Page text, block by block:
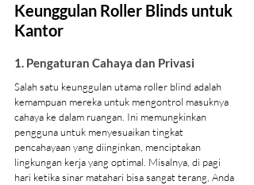
Keunggulan Roller Blinds untuk
Kantor
1. Pengaturan Cahaya dan Privasi
Salah satu keunggulan utama roller blind adalah
kemampuan mereka untuk mengontrol masuknya
cahaya ke dalam ruangan. Ini memungkinkan
pengguna untuk menyesuaikan tingkat
pencahayaan yang diinginkan, menciptakan
lingkungan kerja yang optimal. Misalnya, di pagi
hari ketika sinar matahari bisa sangat terang, Anda